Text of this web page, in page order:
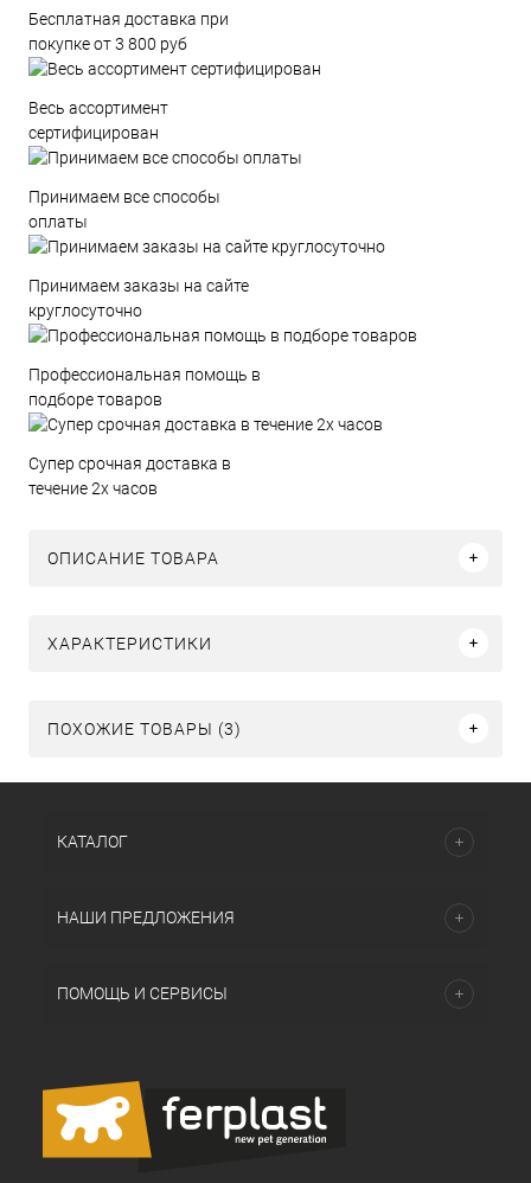
Бесплатная доставка при
покупке от 3 800 руб
Весь ассортимент
сертифицирован
Принимаем все способы
оплаты
Принимаем заказы на сайте
круглосуточно
Профессиональная помощь в
подборе товаров
Супер срочная доставка в
течение 2х часов
ОПИСАНИЕ ТОВАРА
ХАРАКТЕРИСТИКИ
ПОХОЖИЕ ТОВАРЫ (3)
КАТАЛОГ
НАШИ ПРЕДЛОЖЕНИЯ
ПОМОЩЬ И СЕРВИСЫ